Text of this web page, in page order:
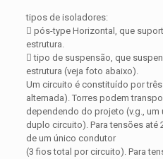
tipos de isoladores:
 pós-type Horizontal, que
estrutura.
 tipo de suspensão, que
estrutura (veja foto abaixo).
Um circuito é constituído por
alternada). Torres podem
dependendo do projeto (v.g.,
duplo circuito). Para tensões até
de um único condutor
(3 fios total por circuito). Para